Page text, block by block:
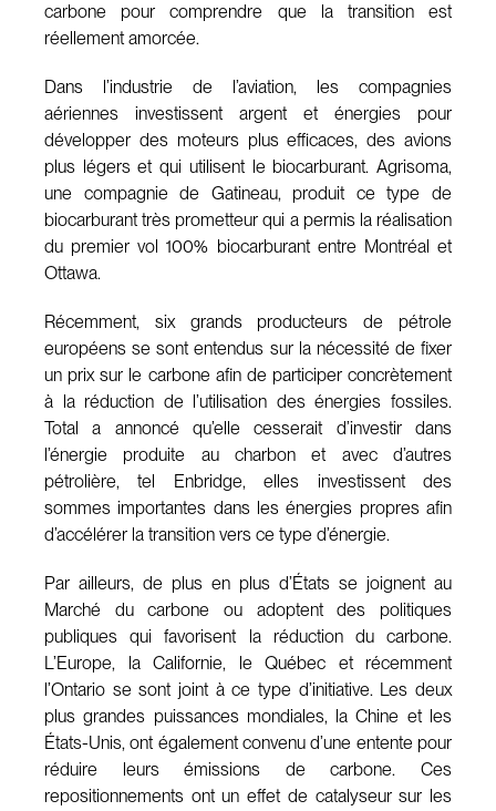
carbone pour comprendre que la transition est
réellement amorcée.
Dans l’industrie de l’aviation, les compagnies
aériennes investissent argent et énergies pour
développer des moteurs plus efficaces, des avions
plus légers et qui utilisent le biocarburant. Agrisoma,
une compagnie de Gatineau, produit ce type de
biocarburant très prometteur qui a permis la réalisation
du premier vol 100% biocarburant entre Montréal et
Ottawa.
Récemment, six grands producteurs de pétrole
européens se sont entendus sur la nécessité de fixer
un prix sur le carbone afin de participer concrètement
à la réduction de l’utilisation des énergies fossiles.
Total a annoncé qu’elle cesserait d’investir dans
l’énergie produite au charbon et avec d’autres
pétrolière, tel Enbridge, elles investissent des
sommes importantes dans les énergies propres afin
d’accélérer la transition vers ce type d’énergie.
Par ailleurs, de plus en plus d’États se joignent au
Marché du carbone ou adoptent des politiques
publiques qui favorisent la réduction du carbone.
L’Europe, la Californie, le Québec et récemment
l’Ontario se sont joint à ce type d’initiative. Les deux
plus grandes puissances mondiales, la Chine et les
États-Unis, ont également convenu d’une entente pour
réduire leurs émissions de carbone. Ces
repositionnements ont un effet de catalyseur sur les